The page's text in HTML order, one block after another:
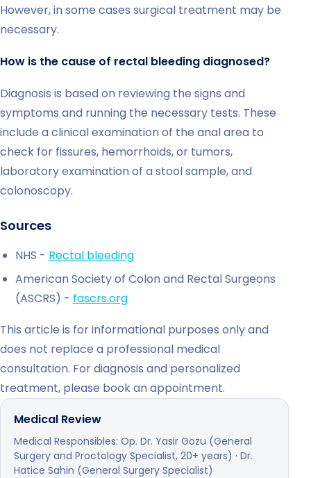
However, in some cases surgical treatment may be
necessary.
How is the cause of rectal bleeding diagnosed?
Diagnosis is based on reviewing the signs and
symptoms and running the necessary tests. These
include a clinical examination of the anal area to
check for fissures, hemorrhoids, or tumors,
laboratory examination of a stool sample, and
colonoscopy.
Sources
NHS - Rectal bleeding
American Society of Colon and Rectal Surgeons
(ASCRS) - fascrs.org
This article is for informational purposes only and
does not replace a professional medical
consultation. For diagnosis and personalized
treatment, please book an appointment.
Medical Review
Medical Responsibles: Op. Dr. Yasir Gozu (General
Surgery and Proctology Specialist, 20+ years) · Dr.
Hatice Sahin (General Surgery Specialist)